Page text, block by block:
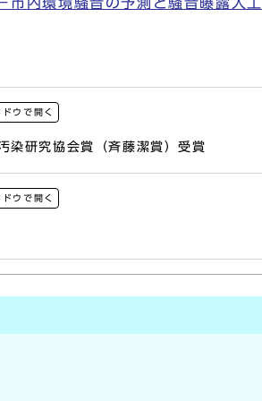
ウで開く
研究協会賞（斉藤潔賞）受賞
ウで開く